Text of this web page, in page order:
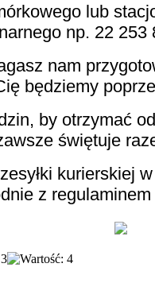
lub
np. 22 253
nam
będziemy
by otrzymać
świętuje
kurierskiej
z